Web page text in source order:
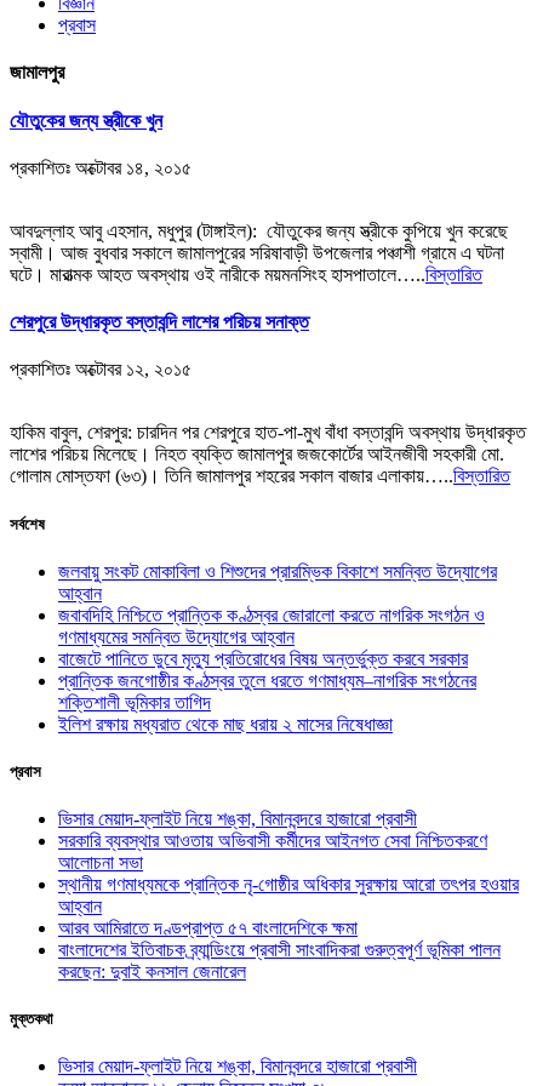
প্রবাস
জামালপুর
যৌতুকের জন্য স্ত্রীকে খুন
প্রকাশিতঃ অক্টোবর ১৪, ২০১৫
আবদুল্লাহ আবু এহসান, মধুপুর (টাঙ্গাইল): যৌতুকের জন্য স্ত্রীকে কুপিয়ে খুন করেছে
স্বামী। আজ বুধবার সকালে জামালপুরের সরিষাবাড়ী উপজেলার পঞ্চাশী গ্রামে এ ঘটনা
ঘটে। মারাত্মক আহত অবস্থায় ওই নারীকে ময়মনসিংহ হাসপাতালে…..বিস্তারিত
শেরপুরে উদ্ধারকৃত বস্তাবন্দি লাশের পরিচয় সনাক্ত
প্রকাশিতঃ অক্টোবর ১২, ২০১৫
হাকিম বাবুল, শেরপুর: চারদিন পর শেরপুরে হাত-পা-মুখ বাঁধা বস্তাবন্দি অবস্থায় উদ্ধারকৃত
লাশের পরিচয় মিলেছে। নিহত ব্যক্তি জামালপুর জজকোর্টের আইনজীবী সহকারী মো.
গোলাম মোস্তফা (৬৩)। তিনি জামালপুর শহরের সকাল বাজার এলাকায়…..বিস্তারিত
সর্বশেষ
জলবায়ু সংকট মোকাবিলা ও শিশুদের প্রারম্ভিক বিকাশে সমন্বিত উদ্যোগের
আহ্বান
জবাবদিহি নিশ্চিতে প্রান্তিক কণ্ঠস্বর জোরালো করতে নাগরিক সংগঠন ও
গণমাধ্যমের সমন্বিত উদ্যোগের আহ্বান
বাজেটে পানিতে ডুবে মৃত্যু প্রতিরোধের বিষয় অন্তর্ভুক্ত করবে সরকার
প্রান্তিক জনগোষ্ঠীর কণ্ঠস্বর তুলে ধরতে গণমাধ্যম–নাগরিক সংগঠনের
শক্তিশালী ভূমিকার তাগিদ
ইলিশ রক্ষায় মধ্যরাত থেকে মাছ ধরায় ২ মাসের নিষেধাজ্ঞা
প্রবাস
ভিসার মেয়াদ-ফ্লাইট নিয়ে শঙ্কা, বিমানবন্দরে হাজারো প্রবাসী
সরকারি ব্যবস্থার আওতায় অভিবাসী কর্মীদের আইনগত সেবা নিশ্চিতকরণে
আলোচনা সভা
স্থানীয় গণমাধ্যমকে প্রান্তিক নৃ-গোষ্ঠীর অধিকার সুরক্ষায় আরো তৎপর হওয়ার
আহ্বান
আরব আমিরাতে দণ্ডপ্রাপ্ত ৫৭ বাংলাদেশিকে ক্ষমা
বাংলাদেশের ইতিবাচক ব্র্যান্ডিংয়ে প্রবাসী সাংবাদিকরা গুরুত্বপূর্ণ ভূমিকা পালন
করছেন: দুবাই কনসাল জেনারেল
মুক্তকথা
ভিসার মেয়াদ-ফ্লাইট নিয়ে শঙ্কা, বিমানবন্দরে হাজারো প্রবাসী